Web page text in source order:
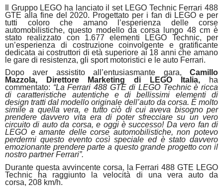
Il Gruppo LEGO ha lanciato il set LEGO Technic Ferrari 488
GTE alla fine del 2020. Progettato per i fan di LEGO e per
tutti coloro che amano l’esperienza delle corse
automobilistiche, questo modello da corsa lungo 48 cm è
stato realizzato con 1.677 elementi LEGO Technic, per
un’esperienza di costruzione coinvolgente e gratificante
dedicata ai costruttori di età superiore ai 18 anni che amano
le gare di resistenza, gli sport motoristici e le auto Ferrari.
Dopo aver assistito all’entusiasmante gara, Camillo
Mazzola, Direttore Marketing di LEGO Italia, ha
commentato: “La Ferrari 488 GTE di LEGO Technic è ricca
di caratteristiche autentiche e di bellissimi elementi di
design tratti dal modello originale dell’auto da corsa. È molto
simile a quella vera, e tutto ciò di cui aveva bisogno per
prendere davvero vita era di poter sfrecciare su un vero
circuito di auto da corsa, e oggi è successo! Da vero fan di
LEGO e amante delle corse automobilistiche, non potevo
perdermi questo evento così speciale ed è stato davvero
emozionante prendere parte a questo grande progetto con il
nostro partner Ferrari”.
Durante questa avvincente corsa, la Ferrari 488 GTE LEGO
Technic ha raggiunto la velocità di una vera auto da
corsa, 208 km/h.